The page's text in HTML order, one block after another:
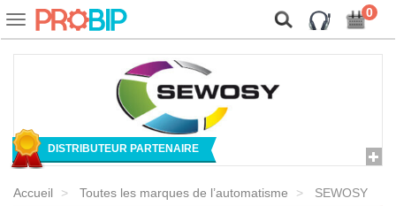
Voir
ou
cacher
0
DISTRIBUTEUR PARTENAIRE
Accueil Toutes les marques de l’automatisme SEWOSY
On vous présente nos cookies !